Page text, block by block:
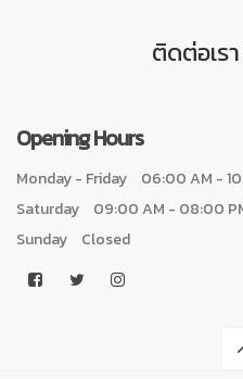
ติดต่อเรา
Opening Hours
Monday - Friday
06:00 AM -
Saturday
09:00 AM - 08:00
Sunday
Closed